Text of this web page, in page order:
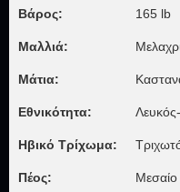
Βάρος: 165 lb
Μαλλιά:
Μάτια:
Εθνικότητα:
Ηβικό Τρίχωμα:
Πέος: Μεσαίο